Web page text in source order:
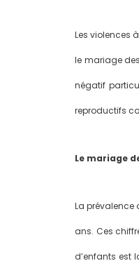
Les violences
le mariage
négatif
reproductifs
Le mariage
La prévalence
ans. Ces
d’enfants est